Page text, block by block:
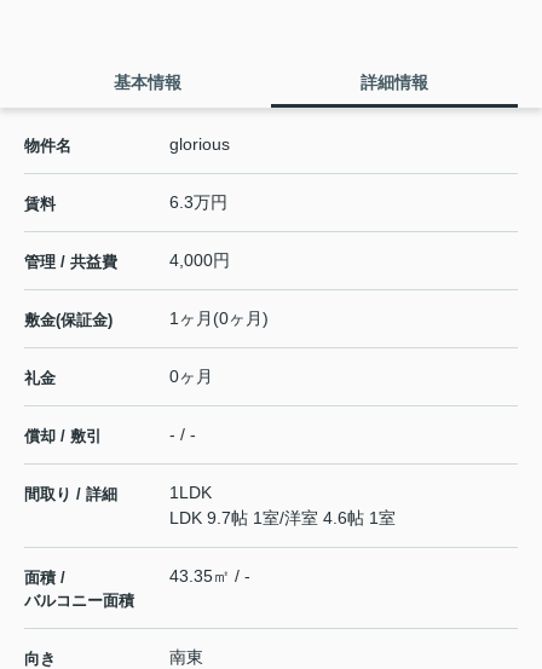
基本情報 詳細情報
物件名 glorious
賃料 6.3万円
管理 / 共益費 4,000円
敷金(保証金) 1ヶ月(0ヶ月)
礼金 0ヶ月
償却 / 敷引 - / -
間取り / 詳細
1LDK
LDK 9.7帖 1室/洋室 4.6帖 1室
面積 /
バルコニー面積
43.35㎡ / -
向き 南東